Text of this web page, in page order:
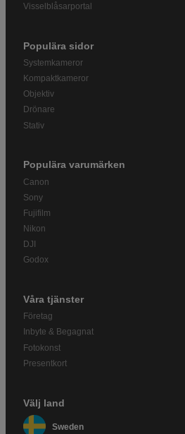
Visselblåsarportal
Populära sidor
Systemkameror
Kompaktkameror
Objektiv
Drönare
Stativ
Populära varumärken
Canon
Sony
Fujifilm
Nikon
DJI
Godox
Våra tjänster
Företag
Inbyte & Begagnat
Fotokonst
Presentkort
Välj land
Sweden